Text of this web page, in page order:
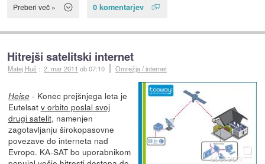
Preberi več » 0 komentarjev
Hitrejši satelitski internet
Matej Huš ::2. mar 2011 ob 07:10 Omrežja / internet
Heise- Konec prejšnjega leta je
Eutelsat v orbito poslal svoj
drugi satelit, namenjen
zagotavljanju širokopasovne
povezave do interneta nad
Evropo. KA-SAT bo uporabnikom